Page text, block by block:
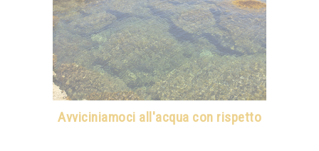
Avviciniamoci all'acqua con rispetto